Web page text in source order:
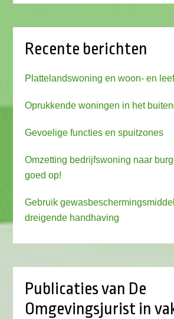
Recente berichten
Plattelandswoning en woon- en
Oprukkende woningen in het
Gevoelige functies en spuitzones
Omzetting bedrijfswoning naar
goed op!
Gebruik
dreigende handhaving
Publicaties van De
Omgevingsjurist in